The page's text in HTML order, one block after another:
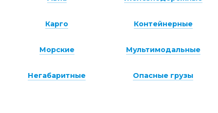
Карго Контейнерные
Морские Мультимодальные
Негабаритные Опасные грузы